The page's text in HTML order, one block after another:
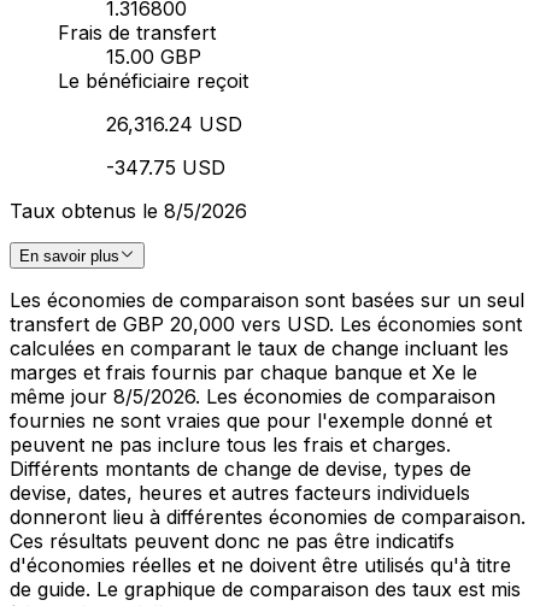
1.316800
Frais de transfert
15.00 GBP
Le bénéficiaire reçoit
26,316.24 USD
-347.75 USD
Taux obtenus le 8/5/2026
En savoir plus
Les économies de comparaison sont basées sur un seul
transfert de GBP 20,000 vers USD. Les économies sont
calculées en comparant le taux de change incluant les
marges et frais fournis par chaque banque et Xe le
même jour 8/5/2026. Les économies de comparaison
fournies ne sont vraies que pour l'exemple donné et
peuvent ne pas inclure tous les frais et charges.
Différents montants de change de devise, types de
devise, dates, heures et autres facteurs individuels
donneront lieu à différentes économies de comparaison.
Ces résultats peuvent donc ne pas être indicatifs
d'économies réelles et ne doivent être utilisés qu'à titre
de guide. Le graphique de comparaison des taux est mis